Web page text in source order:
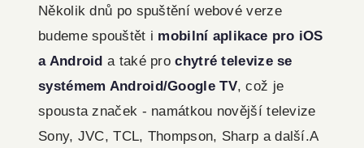
Několik dnů po spuštění webové verze
budeme spouštět i mobilní aplikace pro iOS
a Android a také pro chytré televize se
systémem Android/Google TV, což je
spousta značek - namátkou novější televize
Sony, JVC, TCL, Thompson, Sharp a další.A